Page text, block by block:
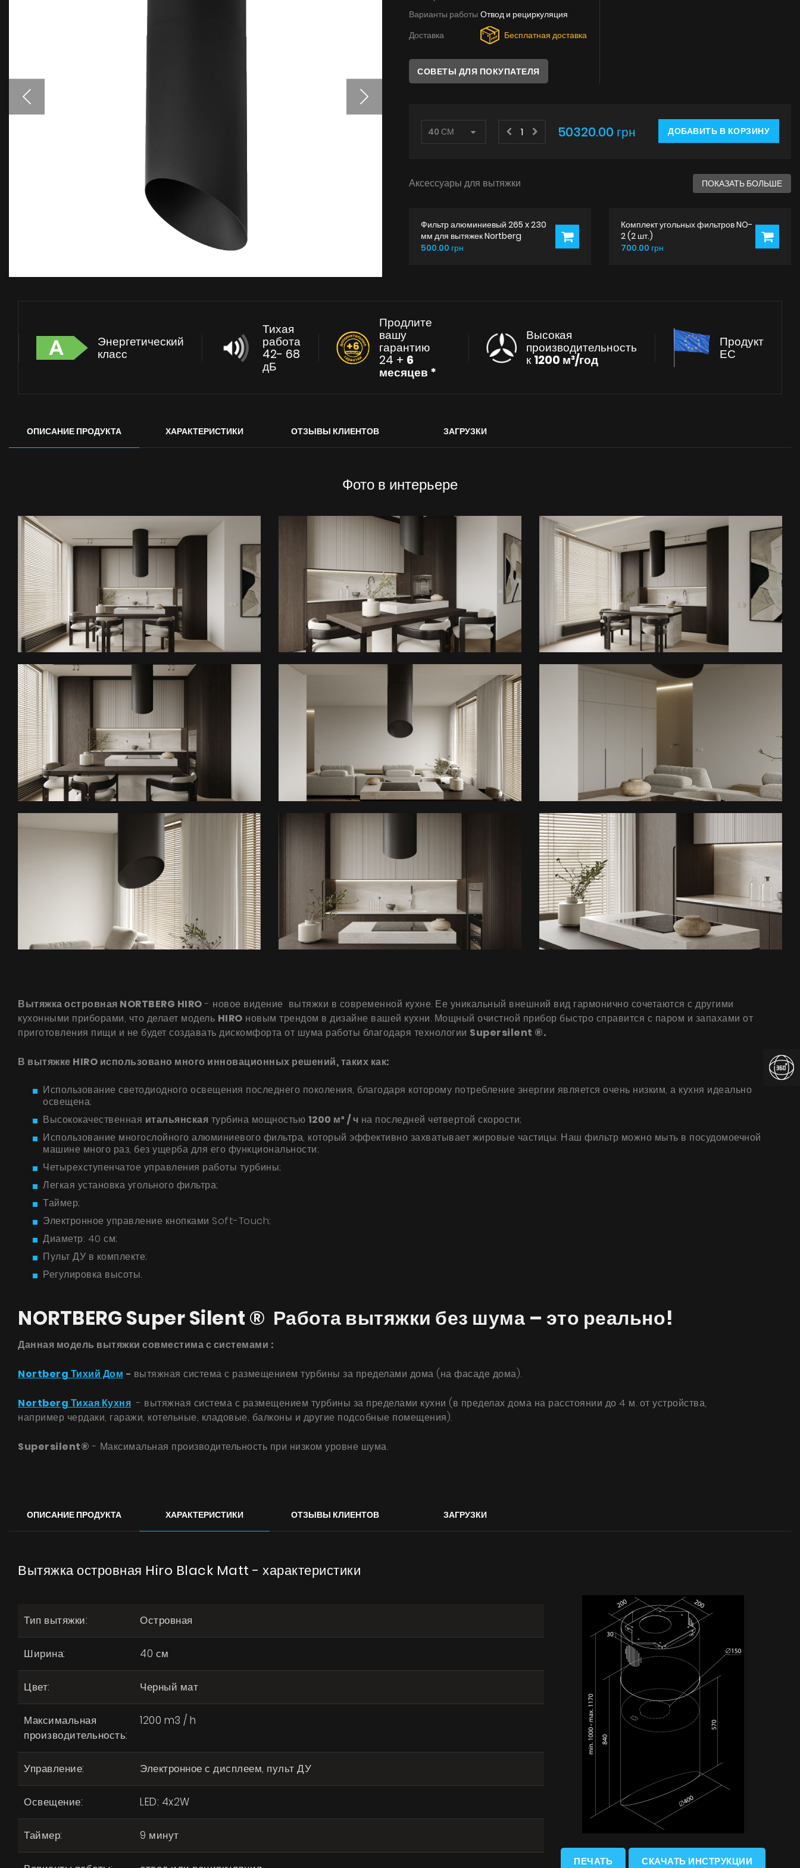
Продукты
Техническая поддержка
Виртуальный салон
Сотрудничество
Варианты работы Отвод и рециркуляция
Доставка
Бесплатная доставка
СОВЕТЫ ДЛЯ ПОКУПАТЕЛЯ
50320.00 грн ДОБАВИТЬ В КОРЗИНУ
Аксессуары для вытяжки ПОКАЗАТЬ БОЛЬШЕ
Фильтр алюминиевый 265 x 230
мм для вытяжек Nortberg
500.00 грн
Комплект угольных фильтров NO-
2 (2 шт.)
700.00 грн
Энергетический
класс
Тихая
работа
42- 68
дБ
Продлите
вашу
гарантию
24 + 6
месяцев *
Высокая
производительность
к1200 м³/год
Продукт
ЕС
ОПИСАНИЕ ПРОДУКТА ХАРАКТЕРИСТИКИ ОТЗЫВЫ КЛИЕНТОВ ЗАГРУЗКИ
Фото в интерьере
Вытяжка островная NORTBERG HIRO- новое видение вытяжки в современной кухне. Ее уникальный внешний вид гармонично сочетаются с другими
кухонными приборами, что делает модель HIRO новым трендом в дизайне вашей кухни. Мощный очистной прибор быстро справится с паром и запахами от
приготовления пищи и не будет создавать дискомфорта от шума работы благодаря технологии Supersilent ®.
В вытяжке HIRO использовано много инновационных решений, таких как:
Использование светодиодного освещения последнего поколения, благодаря которому потребление энергии является очень низким, а кухня идеально
освещена;
Высококачественная итальянская турбина мощностью 1200 м³ / ч на последней четвертой скорости;
Использование многослойного алюминиевого фильтра, который эффективно захватывает жировые частицы. Наш фильтр можно мыть в посудомоечной
машине много раз, без ущерба для его функциональности;
Четырехступенчатое управления работы турбины;
Легкая установка угольного фильтра;
Таймер;
Электронное управление кнопками Soft-Touch;
Диаметр: 40 см;
Пульт ДУ в комплекте;
Регулировка высоты.
NORTBERG Super Silent ® Работа вытяжки без шума – это реально!
Данная модель вытяжки совместима с системами ​:
Nortberg Тихий Дом - вытяжная система с размещением турбины за пределами дома (на фасаде дома).
Nortberg Тихая Кухня - вытяжная система с размещением турбины за пределами кухни (в пределах дома на расстоянии до 4 м. от устройства,
например чердаки, гаражи, котельные, кладовые, балконы и другие подсобные помещения).
Supersilent® - Максимальная производительность при низком уровне шума.
ОПИСАНИЕ ПРОДУКТА ХАРАКТЕРИСТИКИ ОТЗЫВЫ КЛИЕНТОВ ЗАГРУЗКИ
Вытяжка островная Hiro Black Matt - характеристики
Тип вытяжки: Островная
Ширина: 40 см
Цвет: Черный мат
Максимальная
производительность:
1200 m3 / h
Управление: Электронное с дисплеем, пульт ДУ
Освещение: LED: 4x2W
Таймер: 9 минут
ПЕЧАТЬ СКАЧАТЬ ИНСТРУКЦИИ